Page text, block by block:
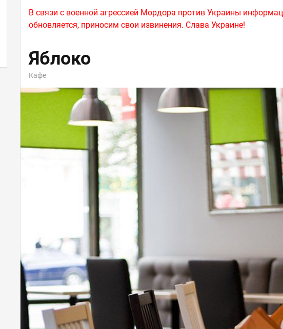
В связи с военной агрессией Мордора против Украины
обновляется, приносим свои извинения. Слава Украине!
Яблоко
Кафе